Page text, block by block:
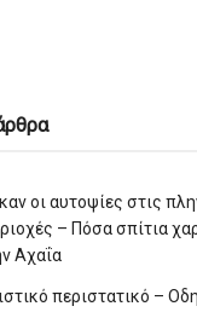
οι αυτοψίες στις
– Πόσα σπίτια
Αχαΐα
περιστατικό –